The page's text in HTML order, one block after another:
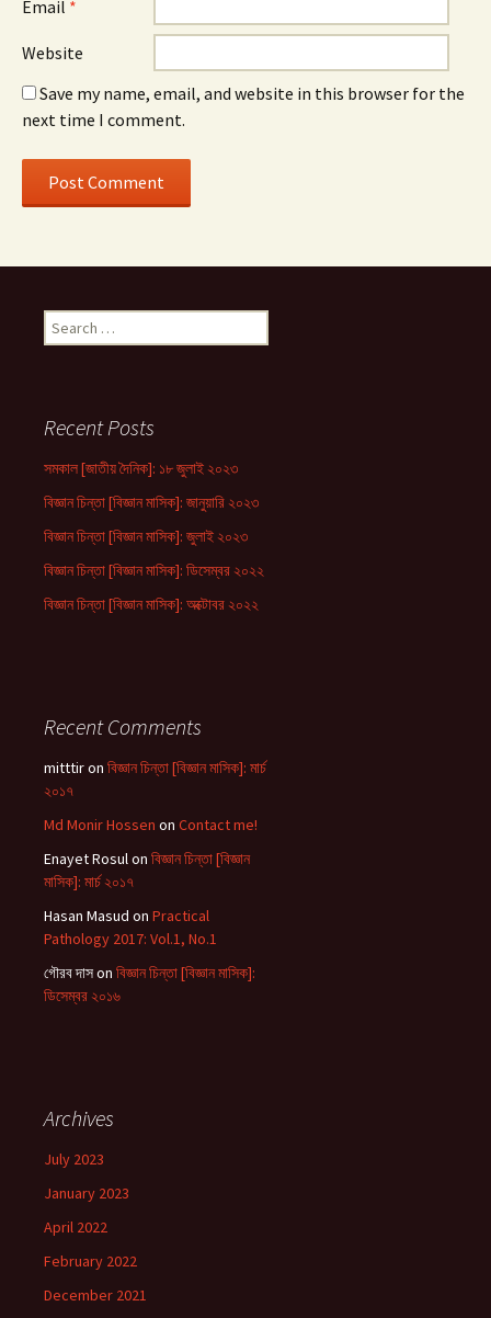
Email *
Website
Save my name, email, and website in this browser for the
next time I comment.
Search
for:
Recent Posts
সমকাল [জাতীয় দৈনিক]: ১৮ জুলাই ২০২৩
বিজ্ঞান চিন্তা [বিজ্ঞান মাসিক]: জানুয়ারি ২০২৩
বিজ্ঞান চিন্তা [বিজ্ঞান মাসিক]: জুলাই ২০২৩
বিজ্ঞান চিন্তা [বিজ্ঞান মাসিক]: ডিসেম্বর ২০২২
বিজ্ঞান চিন্তা [বিজ্ঞান মাসিক]: অক্টোবর ২০২২
Recent Comments
mitttiron বিজ্ঞান চিন্তা [বিজ্ঞান মাসিক]: মার্চ
২০১৭
Md Monir Hossen on Contact me!
Enayet Rosulon বিজ্ঞান চিন্তা [বিজ্ঞান
মাসিক]: মার্চ ২০১৭
Hasan Masud on Practical
Pathology 2017: Vol.1, No.1
গৌরব দাসon বিজ্ঞান চিন্তা [বিজ্ঞান মাসিক]:
ডিসেম্বর ২০১৬
Archives
July 2023
January 2023
April 2022
February 2022
December 2021